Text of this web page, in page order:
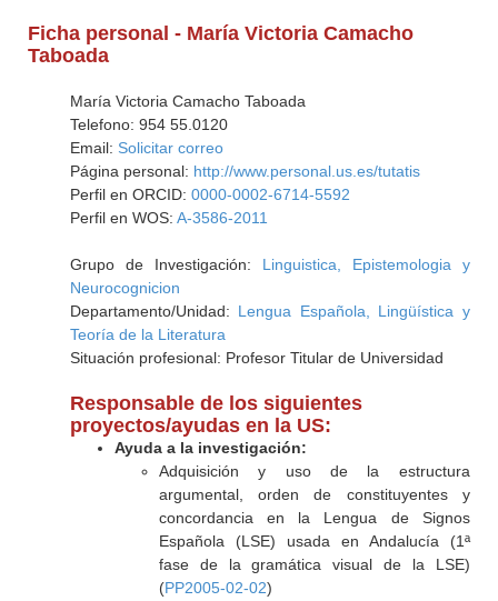
Ficha personal - María Victoria Camacho
Taboada
María Victoria Camacho Taboada
Telefono: 954 55.0120
Email: Solicitar correo
Página personal: http://www.personal.us.es/tutatis
Perfil en ORCID: 0000-0002-6714-5592
Perfil en WOS: A-3586-2011
Grupo de Investigación: Linguistica, Epistemologia y
Neurocognicion
Departamento/Unidad: Lengua Española, Lingüística y
Teoría de la Literatura
Situación profesional: Profesor Titular de Universidad
Responsable de los siguientes
proyectos/ayudas en la US:
Ayuda a la investigación:
Adquisición y uso de la estructura
argumental, orden de constituyentes y
concordancia en la Lengua de Signos
Española (LSE) usada en Andalucía (1ª
fase de la gramática visual de la LSE)
(PP2005-02-02)